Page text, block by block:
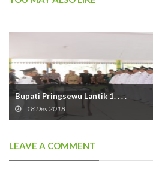
Bupati Pringsewu Lantik 1. . . .
18 Des 2018
LEAVE A COMMENT